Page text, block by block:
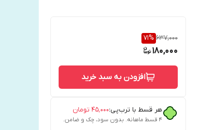
637,000
71%
180,000
افزودن به سبد خرید
هر قسط با ترب‌پی:۴۵٬۰۰۰ تومان
۴ قسط ماهانه. بدون سود، چک و ضامن.